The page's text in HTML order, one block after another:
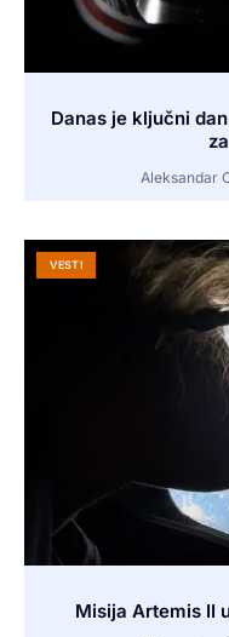
Danas je ključni
Aleksandar
VESTI
Misija Artemis II